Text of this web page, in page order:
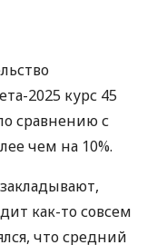
2025 курс 45
сравнению с
чем на 10%.
как-то совсем
что средний